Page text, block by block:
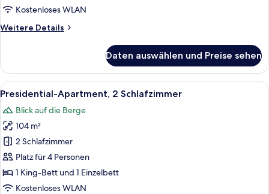
Kostenloses WLAN
Weitere Details
Weitere
Apartment,
2 Schlafzimmer
Daten auswählen und Preise sehen
Alle
Fotos
für
Presidential-
Apartment,
2 Schlafzimmer
anzeigen
Ein modernes Wohnzimmer mit
6
Presidential-Apartment, 2 Schlafzimmer
Blick auf die Berge
104 m²
2 Schlafzimmer
Platz für 4 Personen
1 King-Bett und 1 Einzelbett
Kostenloses WLAN